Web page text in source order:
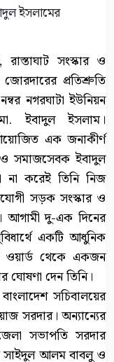
সংস্কার ও
জোরদারের প্রতিশ্রুতি
নগরঘাটা ইউনিয়ন
ইবাদুল ইসলাম।
এক জনাকীর্ণ
ও সমাজসেবক ইবাদুল
না করেই তিনি নিজ
সড়ক সংস্কার ও
আগামী দু-এক দিনের
একটি আধুনিক
ওয়ার্ড থেকে একজন
ঘোষণা দেন তিনি।
সচিবালয়ের
সরদার। অন্যান্যের
সভাপতি সরদার
সাইদুল আলম বাবলু ও